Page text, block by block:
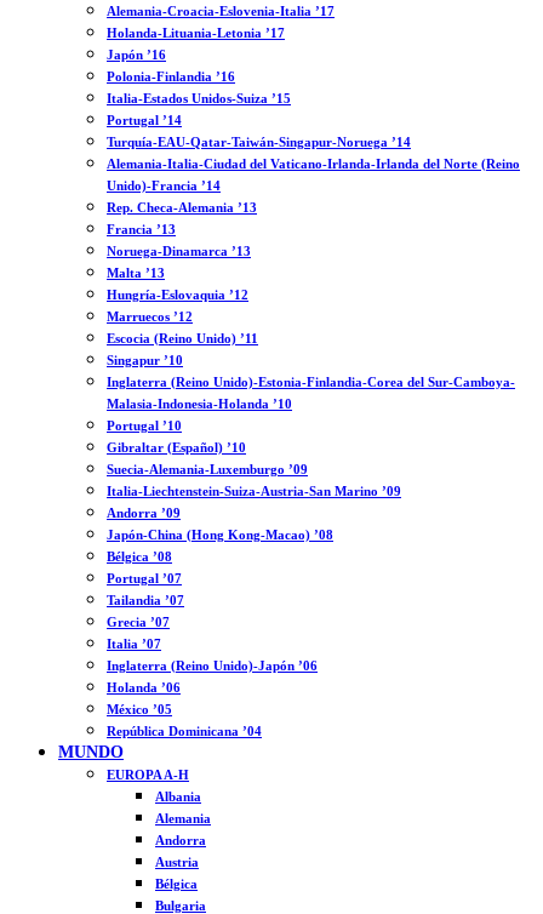
Alemania-Croacia-Eslovenia-Italia ’17
Holanda-Lituania-Letonia ’17
Japón ’16
Polonia-Finlandia ’16
Italia-Estados Unidos-Suiza ’15
Portugal ’14
Turquía-EAU-Qatar-Taiwán-Singapur-Noruega ’14
Alemania-Italia-Ciudad del Vaticano-Irlanda-Irlanda del Norte (Reino
Unido)-Francia ’14
Rep. Checa-Alemania ’13
Francia ’13
Noruega-Dinamarca ’13
Malta ’13
Hungría-Eslovaquia ’12
Marruecos ’12
Escocia (Reino Unido) ’11
Singapur ’10
Inglaterra (Reino Unido)-Estonia-Finlandia-Corea del Sur-Camboya-
Malasia-Indonesia-Holanda ’10
Portugal ’10
Gibraltar (Español) ’10
Suecia-Alemania-Luxemburgo ’09
Italia-Liechtenstein-Suiza-Austria-San Marino ’09
Andorra ’09
Japón-China (Hong Kong-Macao) ’08
Bélgica ’08
Portugal ’07
Tailandia ’07
Grecia ’07
Italia ’07
Inglaterra (Reino Unido)-Japón ’06
Holanda ’06
México ’05
República Dominicana ’04
MUNDO
EUROPA A-H
Albania
Alemania
Andorra
Austria
Bélgica
Bulgaria